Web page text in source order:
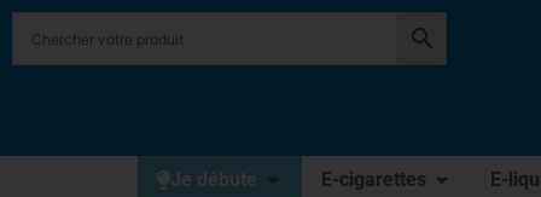
Je débute E-cigarettes E-